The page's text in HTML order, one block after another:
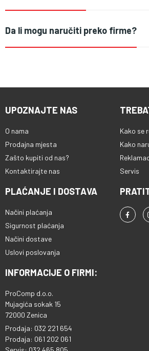
Da li mogu naručiti preko firme?
UPOZNAJTE NAS
O nama
Prodajna mjesta
Zašto kupiti od nas?
Kontaktirajte nas
Kako se
Kako
Servis
PLAĆANJE I DOSTAVA
Načini plaćanja
Sigurnost plaćanja
Načini dostave
Uslovi poslovanja
INFORMACIJE O FIRMI:
ProComp d.o.o.
Mujagića sokak 15
72000 Zenica
Prodaja: 032 221 654
Prodaja: 061 202 061